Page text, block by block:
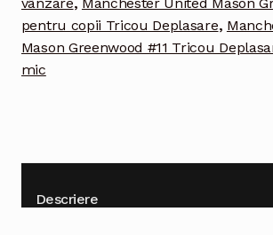
pentru
copii
maneca
scurta
vânzare, Manchester United Mason
pentru copii Tricou Deplasare,
Mason Greenwood #11 Tricou
mic
Descriere